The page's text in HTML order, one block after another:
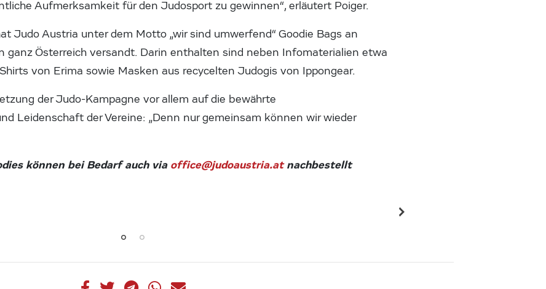
Aufmerksamkeit für den Judosport zu gewinnen“, erläutert Poiger.
Judo Austria unter dem Motto „wir sind umwerfend“ Goodie Bags an
ganz Österreich versandt. Darin enthalten sind neben Infomaterialien etwa
von Erima sowie Masken aus recycelten Judogis von Ippongear.
der Judo-Kampagne vor allem auf die bewährte
Leidenschaft der Vereine: „Denn nur gemeinsam können wir wieder
können bei Bedarf auch via office@judoaustria.atnachbestellt